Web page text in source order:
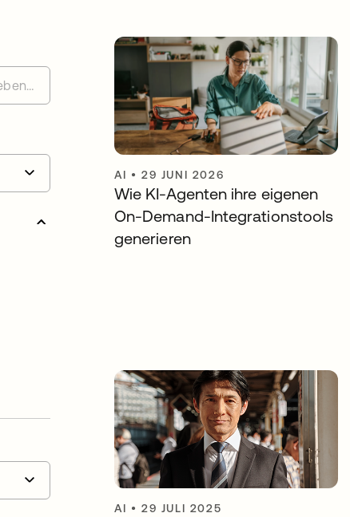
AI •29 JUNI 2026
Wie KI-Agenten ihre eigenen
On-Demand-Integrationstools
generieren
AI •29 JULI 2025